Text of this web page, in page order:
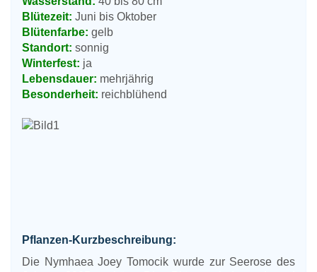
Blütezeit: Juni bis Oktober
Blütenfarbe: gelb
Standort: sonnig
Winterfest: ja
Lebensdauer: mehrjährig
Besonderheit: reichblühend
Pflanzen-Kurzbeschreibung:
Die Nymhaea Joey Tomocik wurde zur Seerose des